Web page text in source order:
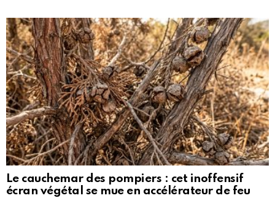
Le cauchemar des pompiers : cet inoffensif
écran végétal se mue en accélérateur de feu